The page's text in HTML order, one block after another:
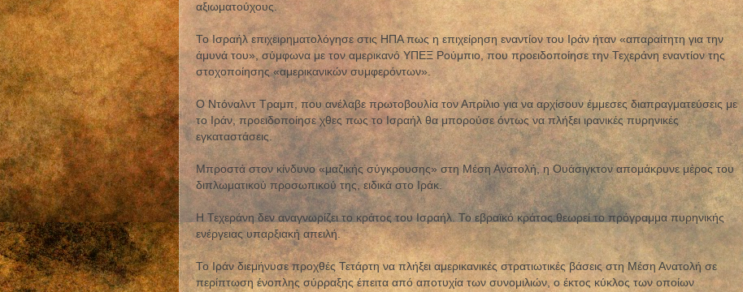
αξιωματούχους.
Το Ισραήλ επιχειρηματολόγησε στις ΗΠΑ πως η επιχείρηση εναντίον του Ιράν ήταν «απαραίτητη για την
άμυνά του», σύμφωνα με τον αμερικανό ΥΠΕΞ Ρούμπιο, που προειδοποίησε την Τεχεράνη εναντίον της
στοχοποίησης «αμερικανικών συμφερόντων».
Ο Ντόναλντ Τραμπ, που ανέλαβε πρωτοβουλία τον Απρίλιο για να αρχίσουν έμμεσες διαπραγματεύσεις με
το Ιράν, προειδοποίησε χθες πως το Ισραήλ θα μπορούσε όντως να πλήξει ιρανικές πυρηνικές
εγκαταστάσεις.
Μπροστά στον κίνδυνο «μαζικής σύγκρουσης» στη Μέση Ανατολή, η Ουάσιγκτον απομάκρυνε μέρος του
διπλωματικού προσωπικού της, ειδικά στο Ιράκ.
Η Τεχεράνη δεν αναγνωρίζει το κράτος του Ισραήλ. Το εβραϊκό κράτος θεωρεί το πρόγραμμα πυρηνικής
ενέργειας υπαρξιακή απειλή.
Το Ιράν διεμήνυσε προχθές Τετάρτη να πλήξει αμερικανικές στρατιωτικές βάσεις στη Μέση Ανατολή σε
περίπτωση ένοπλης σύρραξης έπειτα από αποτυχία των συνομιλιών, ο έκτος κύκλος των οποίων